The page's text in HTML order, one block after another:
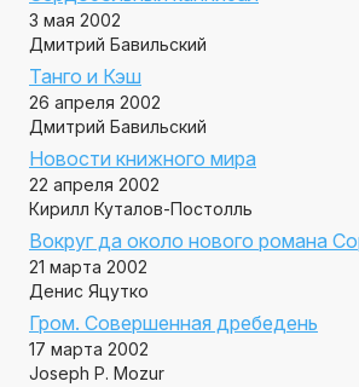
3 мая 2002
Дмитрий Бавильский
Танго и Кэш
26 апреля 2002
Дмитрий Бавильский
Новости книжного мира
22 апреля 2002
Кирилл Куталов-Постолль
Вокруг да около нового романа
21 марта 2002
Денис Яцутко
Гром. Совершенная дребедень
17 марта 2002
Joseph P. Mozur